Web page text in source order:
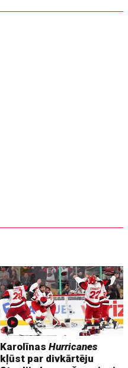
KarolīnasHurricanes
kļūst par divkārtēju